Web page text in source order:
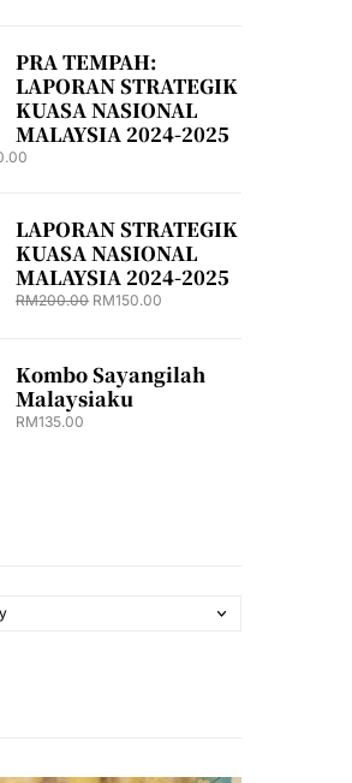
PRA TEMPAH:
LAPORAN STRATEGIK
KUASA NASIONAL
MALAYSIA 2024-2025
LAPORAN STRATEGIK
KUASA NASIONAL
MALAYSIA 2024-2025
RM200.00 RM150.00
Kombo Sayangilah
Malaysiaku
RM135.00